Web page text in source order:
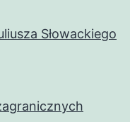
Słowackiego